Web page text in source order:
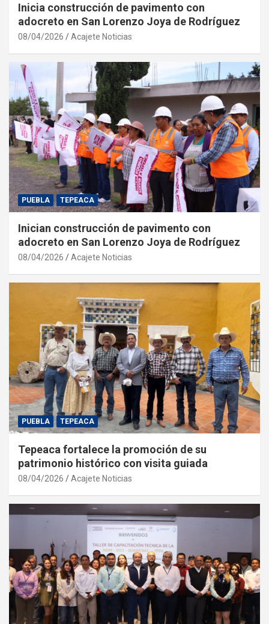
Inicia construcción de pavimento con
adocreto en San Lorenzo Joya de Rodríguez
08/04/2026 Acajete Noticias
PUEBLA TEPEACA
Inician construcción de pavimento con
adocreto en San Lorenzo Joya de Rodríguez
08/04/2026 Acajete Noticias
PUEBLA TEPEACA
Tepeaca fortalece la promoción de su
patrimonio histórico con visita guiada
08/04/2026 Acajete Noticias